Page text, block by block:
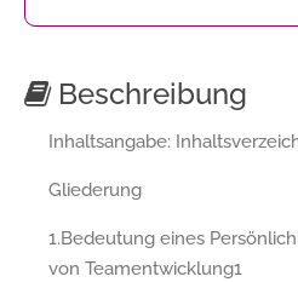
Beschreibung
Inhaltsangabe:
Gliederung
1.Bedeutung eines
von Teamentwicklung1